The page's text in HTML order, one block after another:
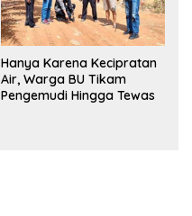
Hanya Karena Kecipratan
Air, Warga BU Tikam
Pengemudi Hingga Tewas